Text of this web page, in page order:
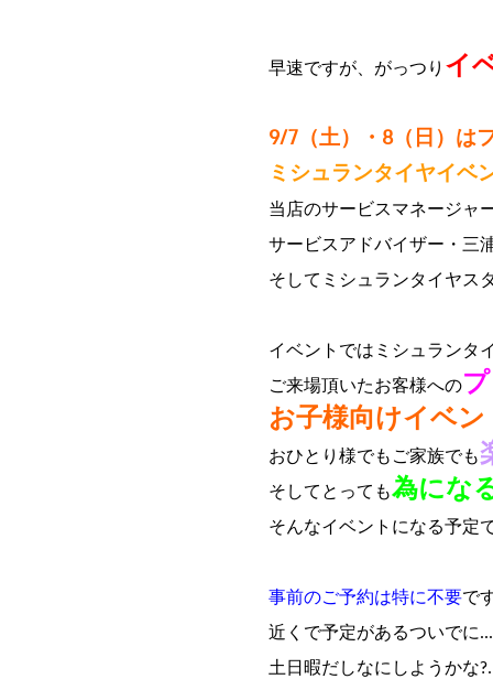
早速ですが、がっつり イ
9/7（土）・8（日）は
ミシュランタイヤイベ
当店のサービスマネージャ
サービスアドバイザー・三
そしてミシュランタイヤス
イベントではミシュランタ
ご来場頂いたお客様への
お子様向けイベン
おひとり様でもご家族でも
そしてとっても為にな
そんなイベントになる予定
事前のご予約は特に不要で
近くで予定があるついでに...
土日暇だしなにしようかな